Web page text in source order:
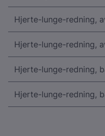
Hjerte-lunge-redning,
Hjerte-lunge-redning,
Hjerte-lunge-redning,
Hjerte-lunge-redning,